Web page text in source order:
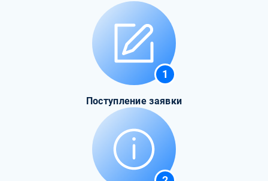
1
Поступление заявки